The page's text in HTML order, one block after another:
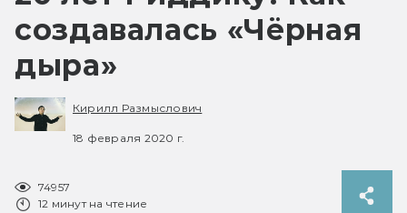
создавалась «Чёрная
дыра»
Кирилл Размыслович
18 февраля 2020 г.
74957
12 минут на чтение